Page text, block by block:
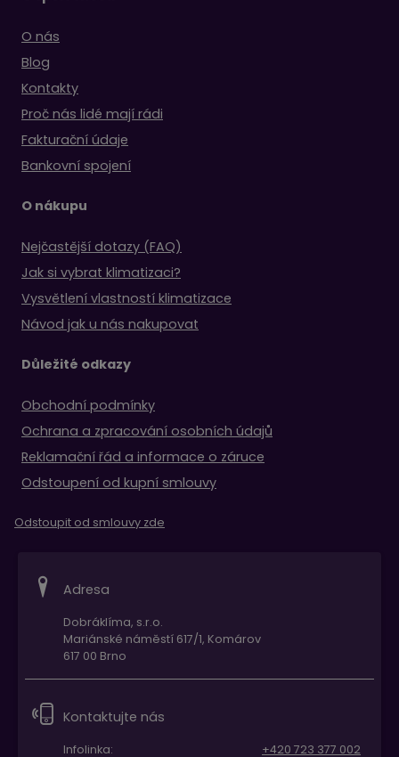
O nás
Blog
Kontakty
Proč nás lidé mají rádi
Fakturační údaje
Bankovní spojení
O nákupu
Nejčastější dotazy (FAQ)
Jak si vybrat klimatizaci?
Vysvětlení vlastností klimatizace
Návod jak u nás nakupovat
Důležité odkazy
Obchodní podmínky
Ochrana a zpracování osobních údajů
Reklamační řád a informace o záruce
Odstoupení od kupní smlouvy
Odstoupit od smlouvy zde
Adresa
Dobráklíma, s.r.o.
Mariánské náměstí 617/1, Komárov
617 00 Brno
Kontaktujte nás
Infolinka: +420 723 377 002